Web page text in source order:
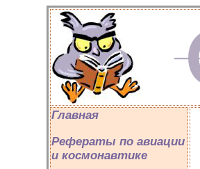
Главная
Рефераты по авиации
и космонавтике